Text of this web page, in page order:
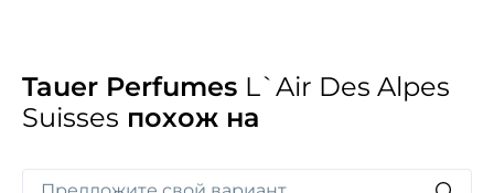
по Швейцарии, утопающей среди горных массивов
в свежести зелени и буйстве цветов. Запах
подчеркнет вашу естественность и яркую внешность.
Tauer Perfumes L`Air Des Alpes
Suisses похож на